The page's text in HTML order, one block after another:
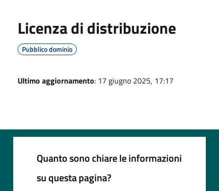
Licenza di distribuzione
Pubblico dominio
Ultimo aggiornamento: 17 giugno 2025, 17:17
Quanto sono chiare le informazioni
su questa pagina?